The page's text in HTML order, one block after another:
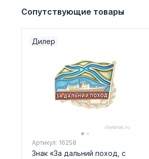
Сопутствующие товары
Дилер
Артикул: 16258
Знак «За дальний поход, с